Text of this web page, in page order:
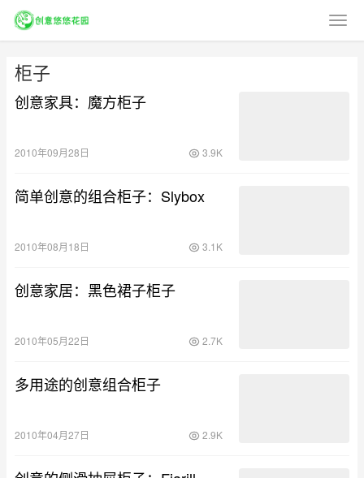
柜子
创意家具：魔方柜子
2010年09月28日 3.9K
简单创意的组合柜子：Slybox
2010年08月18日 3.1K
创意家居：黑色裙子柜子
2010年05月22日 2.7K
多用途的创意组合柜子
2010年04月27日 2.9K